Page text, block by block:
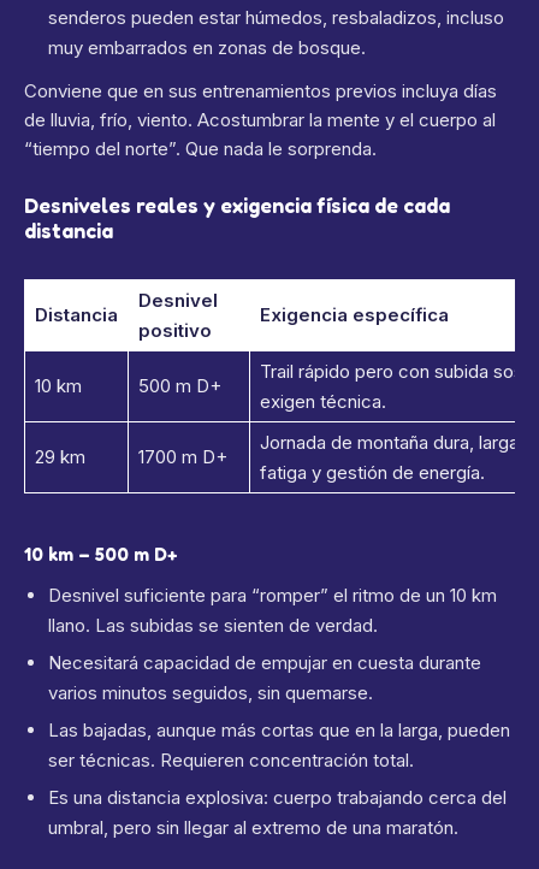
senderos pueden estar húmedos, resbaladizos, incluso
muy embarrados en zonas de bosque.
Conviene que en sus entrenamientos previos incluya días
de lluvia, frío, viento. Acostumbrar la mente y el cuerpo al
“tiempo del norte”. Que nada le sorprenda.
Desniveles reales y exigencia física de cada
distancia
Distancia
Desnivel
positivo
Exigencia específica
10 km 500 m D+
Trail rápido pero con subida
exigen técnica.
29 km 1700 m D+
Jornada de montaña dura, larga.
fatiga y gestión de energía.
10 km – 500 m D+
Desnivel suficiente para “romper” el ritmo de un 10 km
llano. Las subidas se sienten de verdad.
Necesitará capacidad de empujar en cuesta durante
varios minutos seguidos, sin quemarse.
Las bajadas, aunque más cortas que en la larga, pueden
ser técnicas. Requieren concentración total.
Es una distancia explosiva: cuerpo trabajando cerca del
umbral, pero sin llegar al extremo de una maratón.